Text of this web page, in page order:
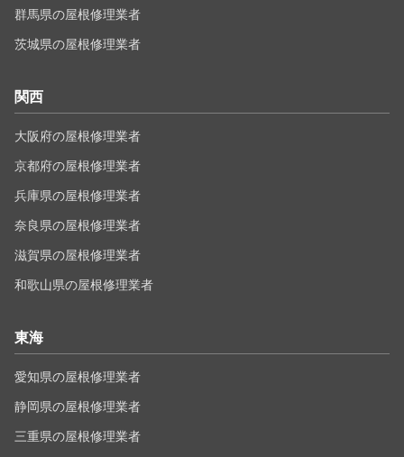
群馬県の屋根修理業者
茨城県の屋根修理業者
関西
大阪府の屋根修理業者
京都府の屋根修理業者
兵庫県の屋根修理業者
奈良県の屋根修理業者
滋賀県の屋根修理業者
和歌山県の屋根修理業者
東海
愛知県の屋根修理業者
静岡県の屋根修理業者
三重県の屋根修理業者